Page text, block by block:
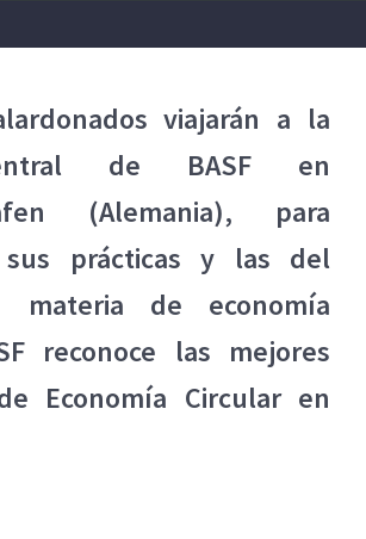
viajarán a la
de BASF en
(Alemania), para
sus prácticas y las del
materia de economía
reconoce las mejores
Economía Circular en